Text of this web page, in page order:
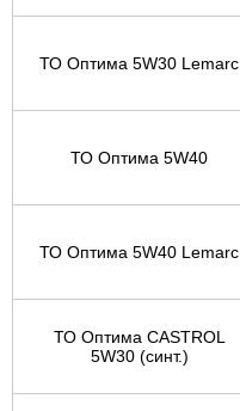
ТО Оптима 5W30 Lemarc
ТО Оптима 5W40
ТО Оптима 5W40 Lemarc
ТО Оптима CASTROL
5W30 (синт.)